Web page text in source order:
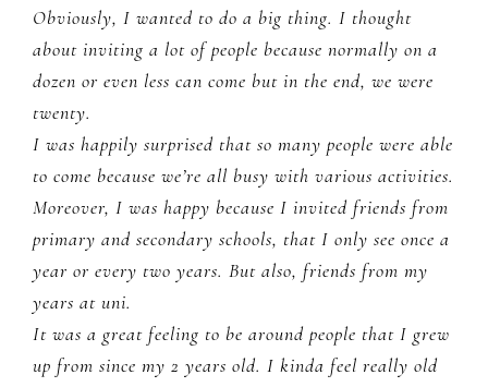
Obviously, I wanted to do a big thing. I thought
about inviting a lot of people because normally on a
dozen or even less can come but in the end, we were
twenty.
I was happily surprised that so many people were able
to come because we’re all busy with various activities.
Moreover, I was happy because I invited friends from
primary and secondary schools, that I only see once a
year or every two years. But also, friends from my
years at uni.
It was a great feeling to be around people that I grew
up from since my 2 years old. I kinda feel really old